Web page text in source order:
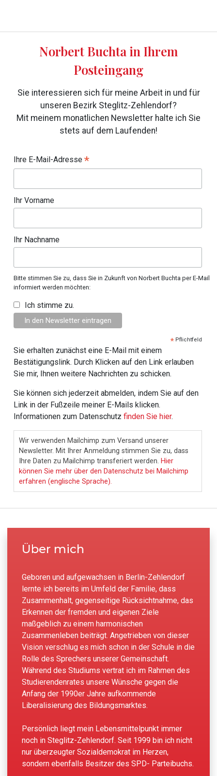
Norbert Buchta in Ihrem
Posteingang
Sie interessieren sich für meine Arbeit in und für
unseren Bezirk Steglitz-Zehlendorf?
Mit meinem monatlichen Newsletter halte ich Sie
stets auf dem Laufenden!
Ihre E-Mail-Adresse *
Ihr Vorname
Ihr Nachname
Bitte stimmen Sie zu, dass Sie in Zukunft von Norbert Buchta per E-Mail
informiert werden möchten:
Ich stimme zu.
*Pflichtfeld
Sie erhalten zunächst eine E-Mail mit einem
Bestätigungslink. Durch Klicken auf den Link erlauben
Sie mir, Ihnen weitere Nachrichten zu schicken.
Sie können sich jederzeit abmelden, indem Sie auf den
Link in der Fußzeile meiner E-Mails klicken.
Informationen zum Datenschutz finden Sie hier.
Wir verwenden Mailchimp zum Versand unserer
Newsletter. Mit Ihrer Anmeldung stimmen Sie zu, dass
Ihre Daten zu Mailchimp transferiert werden. Hier
können Sie mehr über den Datenschutz bei Mailchimp
erfahren (englische Sprache).
Über mich
Geboren und aufgewachsen in Berlin-Zehlendorf
lernte ich bereits im Umfeld der Familie, dass
Zusammenhalt, gegenseitige Rücksichtnahme, das
Erkennen der fremden und eigenen Ziele
maßgeblich zu einem harmonischen
Zusammenleben beiträgt. Angetrieben von dieser
Vision verschlug es mich schon in der Schule in die
Rolle des Sprechers unserer Gemeinschaft.
Während des Studiums vertrat ich im Rahmen des
Studierendenrates unsere Wünsche gegen die
Anfang der 1990er Jahre aufkommende
Liberalisierung des Bildungsmarktes.
Persönlich liegt mein Lebensmittelpunkt immer
noch in Steglitz-Zehlendorf. Seit 1999 bin ich nicht
nur überzeugter Sozialdemokrat im Herzen,
sondern ebenfalls Besitzer des SPD- Parteibuchs.